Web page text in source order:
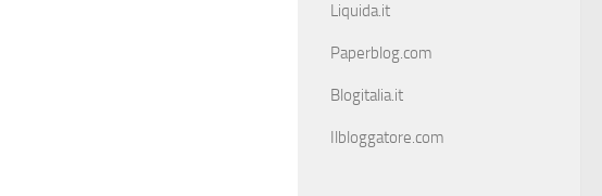
Liquida.it
Paperblog.com
Blogitalia.it
Ilbloggatore.com